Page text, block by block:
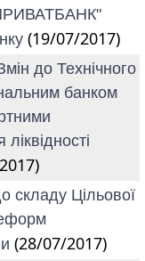
(19/07/2017)
до Технічного
банком
складу Цільової
(28/07/2017)